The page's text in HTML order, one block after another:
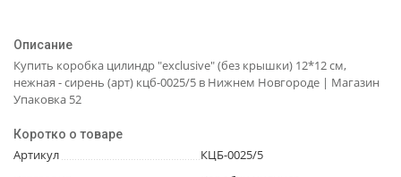
Описание
Купить коробка цилиндр "exclusive" (без крышки) 12*12 см,
нежная - сирень (арт) кцб-0025/5 в Нижнем Новгороде | Магазин
Упаковка 52
Коротко о товаре
Артикул
КЦБ-0025/5